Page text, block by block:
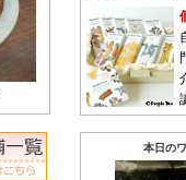
本日の